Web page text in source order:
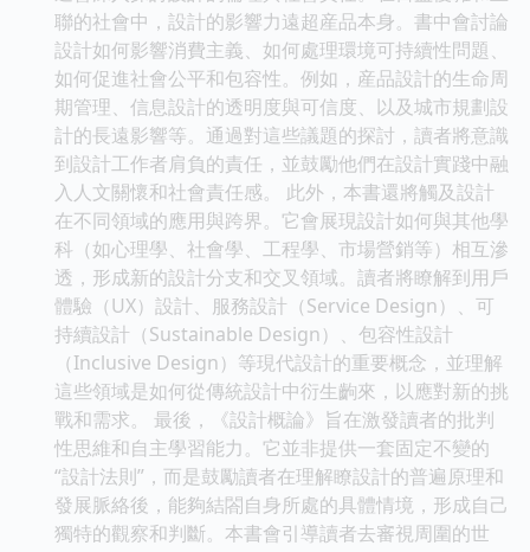
聯的社會中，設計的影響力遠超産品本身。書中會討論
設計如何影響消費主義、如何處理環境可持續性問題、
如何促進社會公平和包容性。例如，産品設計的生命周
期管理、信息設計的透明度與可信度、以及城市規劃設
計的長遠影響等。通過對這些議題的探討，讀者將意識
到設計工作者肩負的責任，並鼓勵他們在設計實踐中融
入人文關懷和社會責任感。 此外，本書還將觸及設計
在不同領域的應用與跨界。它會展現設計如何與其他學
科（如心理學、社會學、工程學、市場營銷等）相互滲
透，形成新的設計分支和交叉領域。讀者將瞭解到用戶
體驗（UX）設計、服務設計（Service Design）、可
持續設計（Sustainable Design）、包容性設計
（Inclusive Design）等現代設計的重要概念，並理解
這些領域是如何從傳統設計中衍生齣來，以應對新的挑
戰和需求。 最後，《設計概論》旨在激發讀者的批判
性思維和自主學習能力。它並非提供一套固定不變的
“設計法則”，而是鼓勵讀者在理解瞭設計的普遍原理和
發展脈絡後，能夠結閤自身所處的具體情境，形成自己
獨特的觀察和判斷。本書會引導讀者去審視周圍的世